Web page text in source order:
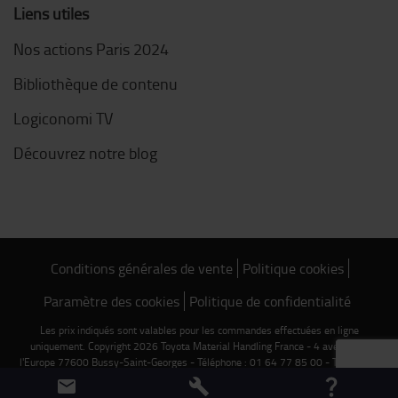
Liens utiles
Nos actions Paris 2024
Bibliothèque de contenu
Logiconomi TV
Découvrez notre blog
Conditions générales de vente Politique cookies
Paramètre des cookies Politique de confidentialité
Les prix indiqués sont valables pour les commandes effectuées en ligne
uniquement. Copyright 2026 Toyota Material Handling France - 4 avenue de
l'Europe 77600 Bussy-Saint-Georges - Téléphone : 01 64 77 85 00 - TVA FR 75
303 409 619